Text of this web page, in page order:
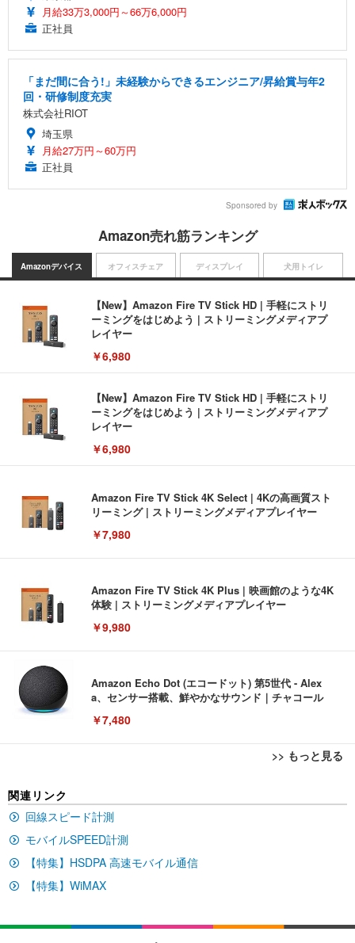
月給33万3,000円～66万6,000円
正社員
「まだ間に合う!」未経験からできるエンジニア/昇給賞与年2
回・研修制度充実
株式会社RIOT
埼玉県
月給27万円～60万円
正社員
Sponsored by
Amazon売れ筋ランキング
Amazonデバイス
【New】Amazon Fire TV Stick HD | 手軽にストリ
ーミングをはじめよう | ストリーミングメディアプ
レイヤー
￥6,980
【New】Amazon Fire TV Stick HD | 手軽にストリ
ーミングをはじめよう | ストリーミングメディアプ
レイヤー
￥6,980
Amazon Fire TV Stick 4K Select | 4Kの高画質スト
リーミング | ストリーミングメディアプレイヤー
￥7,980
Amazon Fire TV Stick 4K Plus | 映画館のような4K
体験 | ストリーミングメディアプレイヤー
￥9,980
Amazon Echo Dot (エコードット) 第5世代 - Alex
a、センサー搭載、鮮やかなサウンド｜チャコール
￥7,480
>> もっと見る
オフィスチェア
い 跳ね上げ式アームレスト コンパクト 約105度ロッ
キング pc 事務椅子 360度回転 座面昇降 強化ナイロ
(黒網+黒枠+黒足)
￥5,699
SIHOO B100 オフィスチェア／デスクチェア メッシ
￥27,999
ディスプレイ
EV3240X-WT | 31.5型4K UHD・USB Type-C・ホワ
イト
￥105,595
EIZO ビジネス向けプレミアムモニター | FlexScan
EV2740X-WT | 27.0型4K UHD・USB Type-C・ホワ
￥109,572
犬用トイレ
回使い捨て 無香料 ホワイト 300枚
￥3,373
Amazonベーシック ペットシーツ 厚型 ワイド 42枚
￥3,234
関連リンク
回線スピード計測
モバイルSPEED計測
【特集】HSDPA 高速モバイル通信
【特集】WiMAX